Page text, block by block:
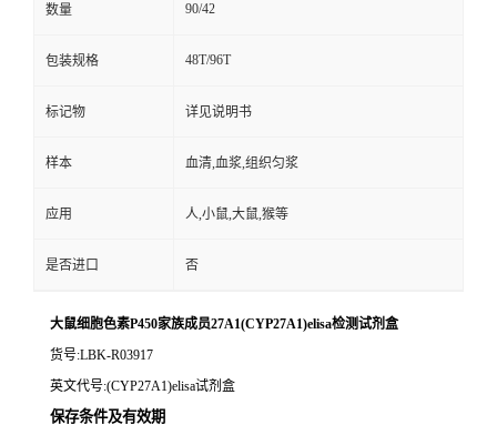
数量 90/42
包装规格 48T/96T
标记物 详见说明书
样本 血清,血浆,组织匀浆
应用 人,小鼠,大鼠,猴等
是否进口 否
大鼠细胞色素P450家族成员27A1(CYP27A1)elisa检测试剂盒
货号:LBK-R03917
英文代号:(CYP27A1)elisa试剂盒
保存条件及有效期